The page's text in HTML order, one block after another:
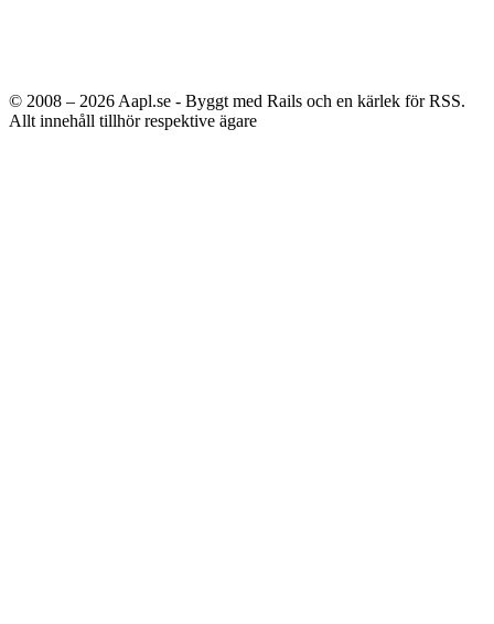
© 2008 – 2026 Aapl.se - Byggt med Rails och en kärlek för RSS.
Allt innehåll tillhör respektive ägare